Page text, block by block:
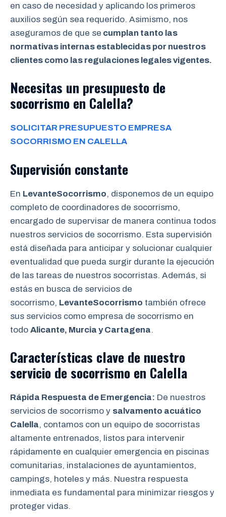
en caso de necesidad y aplicando los primeros
auxilios según sea requerido. Asimismo, nos
aseguramos de que se cumplan tanto las
normativas internas establecidas por nuestros
clientes como las regulaciones legales vigentes.
Necesitas un presupuesto de
socorrismo en Calella?
SOLICITAR PRESUPUESTO EMPRESA
SOCORRISMO EN CALELLA
Supervisión constante
En LevanteSocorrismo, disponemos de un equipo
completo de coordinadores de socorrismo,
encargado de supervisar de manera continua todos
nuestros servicios de socorrismo. Esta supervisión
está diseñada para anticipar y solucionar cualquier
eventualidad que pueda surgir durante la ejecución
de las tareas de nuestros socorristas. Además, si
estás en busca de servicios de
socorrismo, LevanteSocorrismo también ofrece
sus servicios como empresa de socorrismo en
todo Alicante, Murcia y Cartagena.
Características clave de nuestro
servicio de socorrismo en Calella
Rápida Respuesta de Emergencia: De nuestros
servicios de socorrismo y salvamento acuático
Calella, contamos con un equipo de socorristas
altamente entrenados, listos para intervenir
rápidamente en cualquier emergencia en piscinas
comunitarias, instalaciones de ayuntamientos,
campings, hoteles y más. Nuestra respuesta
inmediata es fundamental para minimizar riesgos y
proteger vidas.